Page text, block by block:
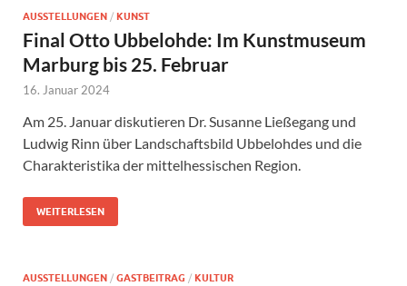
AUSSTELLUNGEN / KUNST
Final Otto Ubbelohde: Im Kunstmuseum
Marburg bis 25. Februar
16. Januar 2024
Am 25. Januar diskutieren Dr. Susanne Ließegang und
Ludwig Rinn über Landschaftsbild Ubbelohdes und die
Charakteristika der mittelhessischen Region.
WEITERLESEN
AUSSTELLUNGEN / GASTBEITRAG / KULTUR